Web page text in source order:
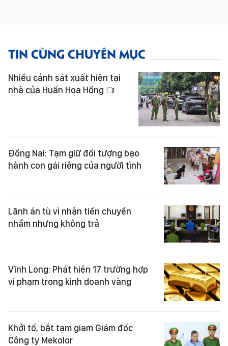
TIN CÙNG CHUYÊN MỤC
Nhiều cảnh sát xuất hiện tại
nhà của Huấn Hoa Hồng
Đồng Nai: Tạm giữ đối tượng bạo
hành con gái riêng của người tình
Lãnh án tù vì nhận tiền chuyển
nhầm nhưng không trả
Vĩnh Long: Phát hiện 17 trường hợp
vi phạm trong kinh doanh vàng
Khởi tố, bắt tạm giam Giám đốc
Công ty Mekolor